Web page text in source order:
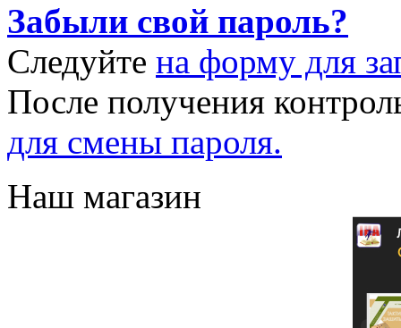
Забыли свой пароль?
Следуйте на форму для
После получения
для смены пароля.
Наш магазин